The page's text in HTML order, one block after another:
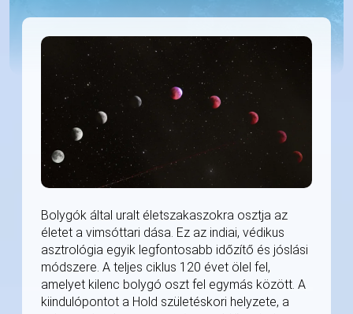
Bolygók által uralt életszakaszokra osztja az
életet a vimsóttari dása. Ez az indiai, védikus
asztrológia egyik legfontosabb időzítő és jóslási
módszere. A teljes ciklus 120 évet ölel fel,
amelyet kilenc bolygó oszt fel egymás között. A
kiindulópontot a Hold születéskori helyzete, a